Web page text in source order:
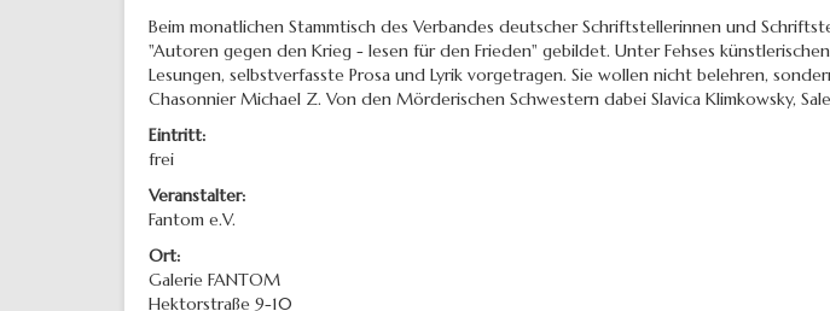
Beim monatlichen Stammtisch des Verbandes deutscher Schriftstellerinnen und
"Autoren gegen den Krieg - lesen für den Frieden" gebildet. Unter Fehses
Lesungen, selbstverfasste Prosa und Lyrik vorgetragen. Sie wollen nicht belehren,
Chasonnier Michael Z. Von den Mörderischen Schwestern dabei Slavica Klimkowsky,
Eintritt:
frei
Veranstalter:
Fantom e.V.
Ort:
Galerie FANTOM
Hektorstraße 9-10